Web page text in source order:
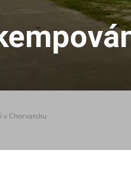
v Chorvatsku